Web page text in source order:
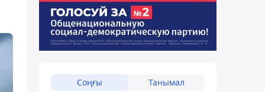
Соңғы Танымал